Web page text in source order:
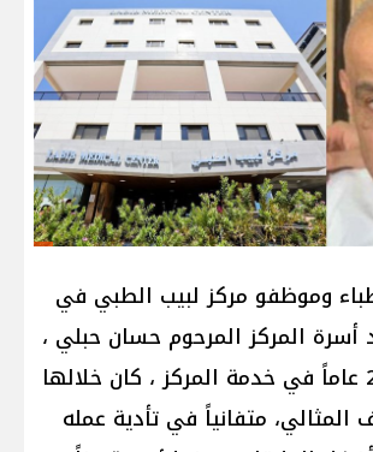
وموظفو مركز لبيب الطبي في
أسرة المركز المرحوم حسان حبلي ،
الذي أمضى 24 عاماً في خدمة المركز ، كان خلالها
متفانياً في تأدية عمله